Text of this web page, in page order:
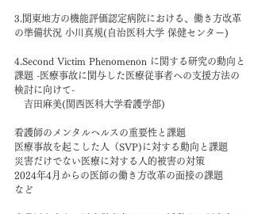
3.関東地方の機能評価認定病院における、働き方改革
の準備状況 小川真規(自治医科大学 保健センター)
4.Second Victim Phenomenon に関する研究の動向と
課題 -医療事故に関与した医療従事者への支援方法の
検討に向けて-
   吉田麻美(関西医科大学看護学部)
看護師のメンタルヘルスの重要性と課題
医療事故を起こした人（SVP)に対する動向と課題
災害だけでない医療に対する人的被害の対策
2024年4月からの医師の働き方改革の面接の課題
など